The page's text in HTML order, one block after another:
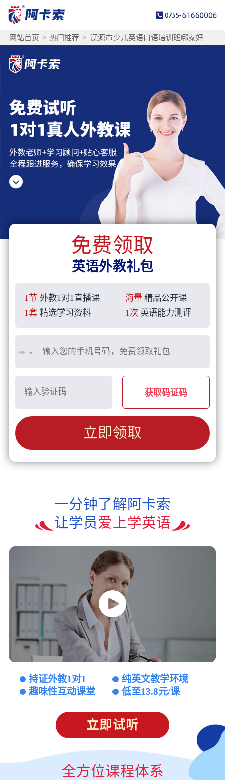
网站首页 > 热门推荐 > 辽源市少儿英语口语培训班哪家好
免费领取
英语外教礼包
1节 外教1对1直播课 海量 精品公开课
1套 精选学习资料 1次 英语能力测评
+86
获取码证码
立即领取
一分钟了解阿卡索
让学员爱上学英语
持证外教1对1
纯英文教学环境
趣味性互动课堂
低至13.8元/课
立即试听
全方位课程体系